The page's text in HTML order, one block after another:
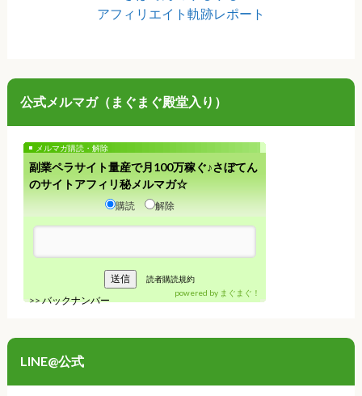
アフィリエイト軌跡レポート
公式メルマガ（まぐまぐ殿堂入り）
メルマガ購読・解除
副業ペラサイト量産で月100万稼ぐ♪さぼてん
のサイトアフィリ秘メルマガ☆
購読 解除
読者購読規約
>>バックナンバー
powered by まぐまぐ！
LINE@公式